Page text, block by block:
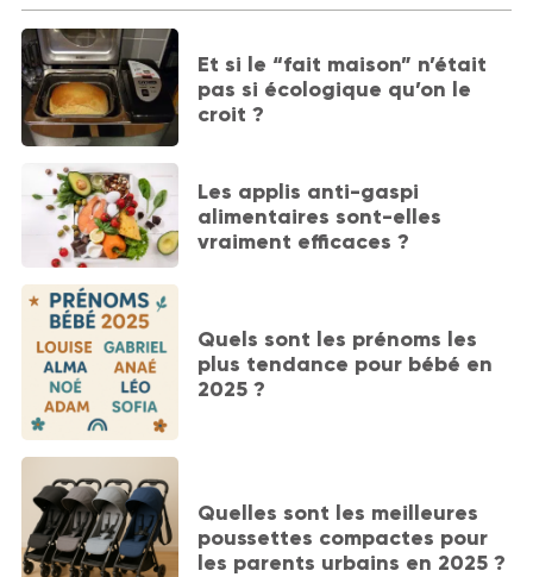
Et si le “fait maison” n’était
pas si écologique qu’on le
croit ?
Les applis anti-gaspi
alimentaires sont-elles
vraiment efficaces ?
Quels sont les prénoms les
plus tendance pour bébé en
2025 ?
Quelles sont les meilleures
poussettes compactes pour
les parents urbains en 2025 ?